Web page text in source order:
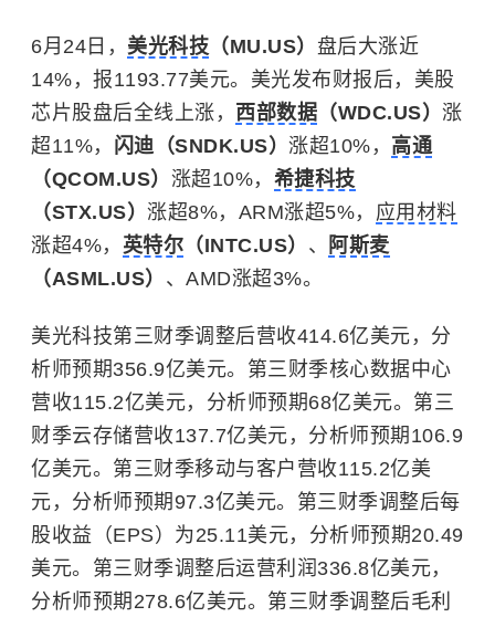
6月24日， 美光科技 （MU.US） 盘后大涨近
14%，报1193.77美元。美光发布财报后，美股
芯片股盘后全线上涨， 西部数据 （WDC.US） 涨
超11%， 闪迪（SNDK.US） 涨超10%， 高通
（QCOM.US） 涨超10%， 希捷科技
（STX.US） 涨超8%，ARM涨超5%， 应用材料
涨超4%， 英特尔 （INTC.US） 、
阿斯麦
（ASML.US） 、 AMD涨超3%。
美光科技第三财季调整后营收414.6亿美元，分
析师预期356.9亿美元。第三财季核心数据中心
营收115.2亿美元，分析师预期68亿美元。第三
财季云存储营收137.7亿美元，分析师预期106.9
亿美元。第三财季移动与客户营收115.2亿美
元，分析师预期97.3亿美元。第三财季调整后每
股收益（EPS）为25.11美元，分析师预期20.49
美元。第三财季调整后运营利润336.8亿美元，
分析师预期278.6亿美元。第三财季调整后毛利